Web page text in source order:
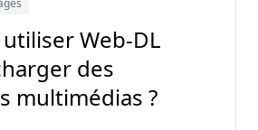
Web-DL
des
multimédias ?